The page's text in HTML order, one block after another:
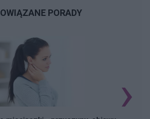
PORADY
›